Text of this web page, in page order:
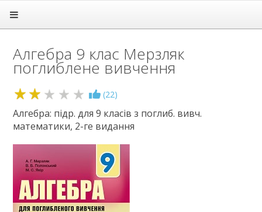
Підручники
1 клас
2 клас
4 клас
5 клас
6 клас
9 клас
Алгебра
Англійська мова
Біологія
Алгебра 9 клас Мерзляк
поглиблене вивчення
2.1 (22)
Алгебра: підр. для 9 класів з поглиб. вивч.
математики, 2-ге видання